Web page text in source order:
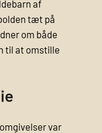
af
tæt på
om både
til at omstille
var